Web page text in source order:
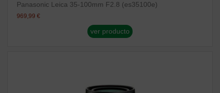
Panasonic Leica 35-100mm F2.8 (es35100e)
969,99 €
ver producto